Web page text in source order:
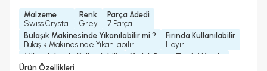
Malzeme
Swiss Crystal
Renk
Grey
Parça Adedi
7 Parça
Bulaşık Makinesinde Yıkanılabilir mi ?
Bulaşık Makinesinde Yıkanılabilir
Fırında Kullanılabilir
Hayır
Mikrodalgada Kullanılabilir
Hayır
Yedek Parça Temini Yapılır
Ürün Özellikleri